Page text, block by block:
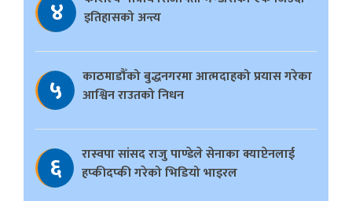
४
इतिहासको अन्त्य
५
काठमाडौँको बुद्धनगरमा आत्मदाहको प्रयास गरेका
आश्विन राउतको निधन
६
रास्वपा सांसद राजु पाण्डेले सेनाका क्याप्टेनलाई
हप्कीदप्की गरेको भिडियो भाइरल